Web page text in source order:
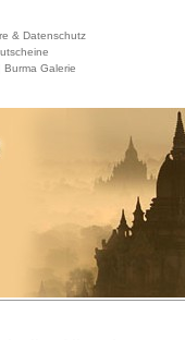
& Datenschutz
Burma Galerie